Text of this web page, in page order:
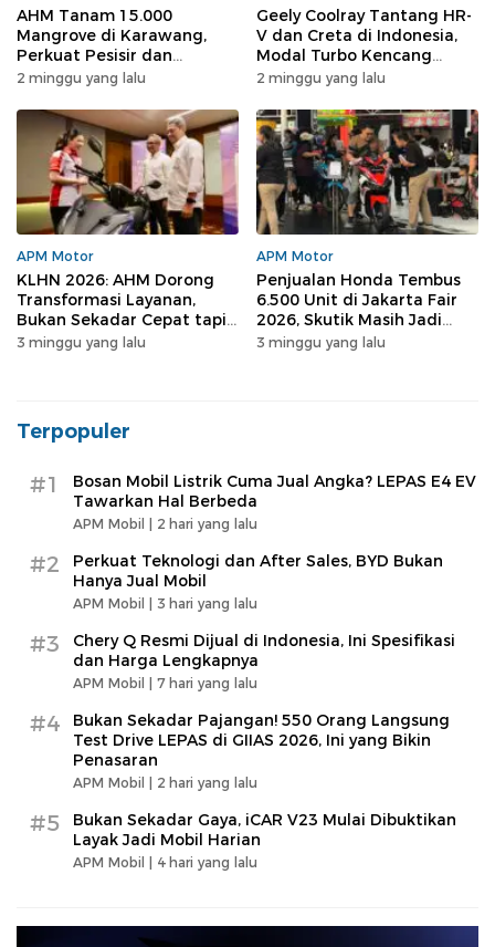
AHM Tanam 15.000
Mangrove di Karawang,
Perkuat Pesisir dan
Dongkrak Ekowisata
2 minggu yang lalu
Geely Coolray Tantang HR-
V dan Creta di Indonesia,
Modal Turbo Kencang
Cukup?
2 minggu yang lalu
APM Motor
KLHN 2026: AHM Dorong
Transformasi Layanan,
Bukan Sekadar Cepat tapi
Berkesan
3 minggu yang lalu
APM Motor
Penjualan Honda Tembus
6.500 Unit di Jakarta Fair
2026, Skutik Masih Jadi
Primadona
3 minggu yang lalu
Terpopuler
#1
Bosan Mobil Listrik Cuma Jual Angka? LEPAS E4 EV
Tawarkan Hal Berbeda
APM Mobil | 2 hari yang lalu
#2
Perkuat Teknologi dan After Sales, BYD Bukan
Hanya Jual Mobil
APM Mobil | 3 hari yang lalu
#3
Chery Q Resmi Dijual di Indonesia, Ini Spesifikasi
dan Harga Lengkapnya
APM Mobil | 7 hari yang lalu
#4
Bukan Sekadar Pajangan! 550 Orang Langsung
Test Drive LEPAS di GIIAS 2026, Ini yang Bikin
Penasaran
APM Mobil | 2 hari yang lalu
#5
Bukan Sekadar Gaya, iCAR V23 Mulai Dibuktikan
Layak Jadi Mobil Harian
APM Mobil | 4 hari yang lalu